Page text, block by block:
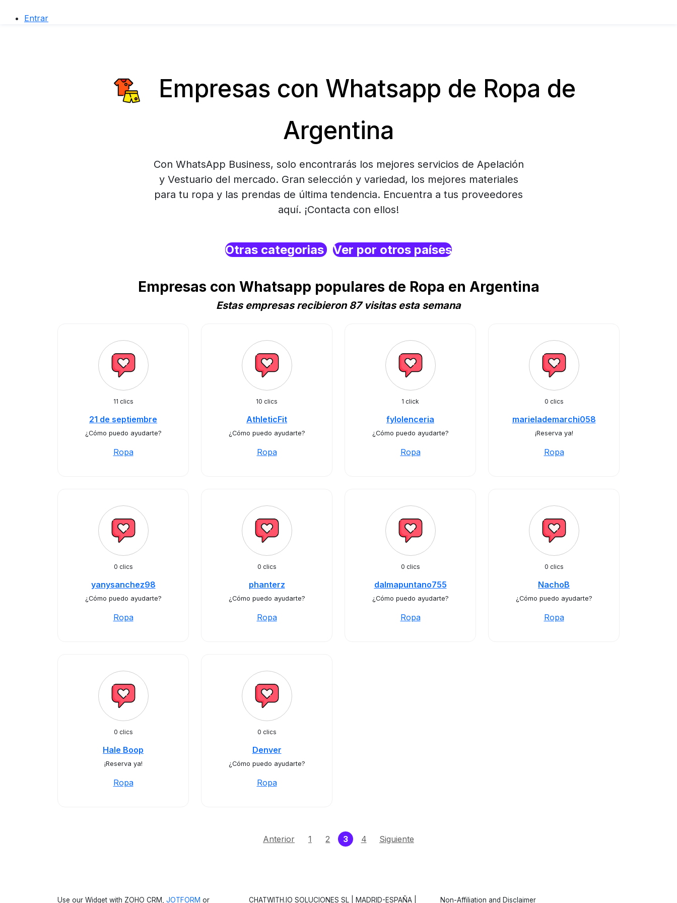
Entrar
Empresas con Whatsapp de Ropa de
Argentina
Con WhatsApp Business, solo encontrarás los mejores servicios de Apelación
y Vestuario del mercado. Gran selección y variedad, los mejores materiales
para tu ropa y las prendas de última tendencia. Encuentra a tus proveedores
aquí. ¡Contacta con ellos!
Otras categorias Ver por otros países
Empresas con Whatsapp populares de Ropa en Argentina
Estas empresas recibieron 87 visitas esta semana
11 clics
21 de septiembre
¿Cómo puedo ayudarte?
Ropa
10 clics
AthleticFit
¿Cómo puedo ayudarte?
Ropa
1 click
fylolenceria
¿Cómo puedo ayudarte?
Ropa
0 clics
marielademarchi058
¡Reserva ya!
Ropa
0 clics
yanysanchez98
¿Cómo puedo ayudarte?
Ropa
0 clics
phanterz
¿Cómo puedo ayudarte?
Ropa
0 clics
dalmapuntano755
¿Cómo puedo ayudarte?
Ropa
0 clics
NachoB
¿Cómo puedo ayudarte?
Ropa
0 clics
Hale Boop
¡Reserva ya!
Ropa
0 clics
Denver
¿Cómo puedo ayudarte?
Ropa
Anterior 1 2 3(current)
4 Siguiente
Use our Widget with ZOHO CRM, JOTFORM or CHATWITH.IO SOLUCIONES SL | MADRID-ESPAÑA | Non-Affiliation and Disclaimer